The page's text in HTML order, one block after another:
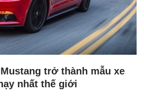
trở thành mẫu xe
nhất thế giới